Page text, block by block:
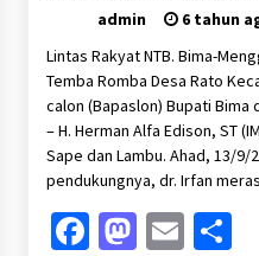
admin 6 tahun
Lintas Rakyat NTB. Bima-
Temba Romba Desa Rato
calon (Bapaslon) Bupati Bima
– H. Herman Alfa Edison, ST
Sape dan Lambu. Ahad, 13/9/
pendukungnya, dr. Irfan
Facebook
Email